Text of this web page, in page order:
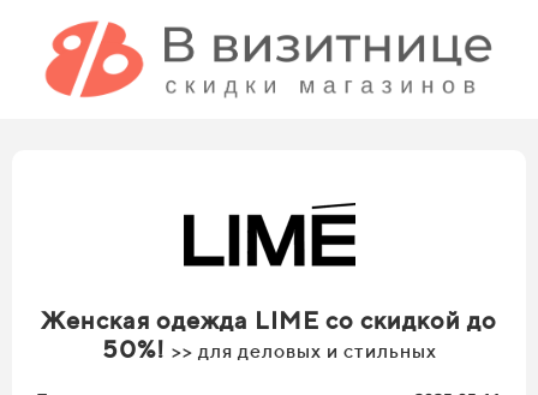
Женская одежда LIME со скидкой до
50%! >> для деловых и стильных